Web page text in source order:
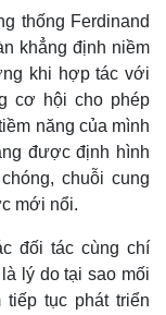
thống Ferdinand
khẳng định niềm
khi hợp tác với
cơ hội cho phép
năng của mình
được định hình
chuỗi cung
mới nổi.
đối tác cùng chí
lý do tại sao mối
tục phát triển